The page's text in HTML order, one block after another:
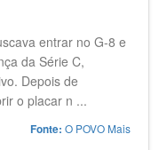
entrar no G-8 e
da Série C,
Depois de
o placar n ...
Fonte: O POVO Mais